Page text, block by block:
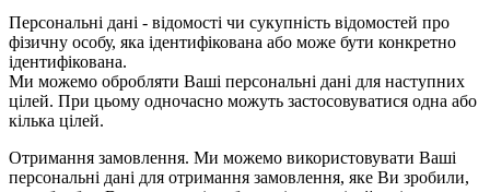
Персональні дані - відомості чи сукупність відомостей про
фізичну особу, яка ідентифікована або може бути конкретно
ідентифікована.
Ми можемо обробляти Ваші персональні дані для наступних
цілей. При цьому одночасно можуть застосовуватися одна або
кілька цілей.
Отримання замовлення. Ми можемо використовувати Ваші
персональні дані для отримання замовлення, яке Ви зробили,